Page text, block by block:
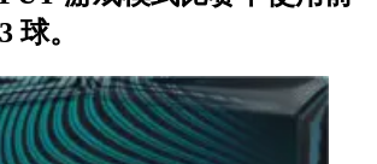
球。